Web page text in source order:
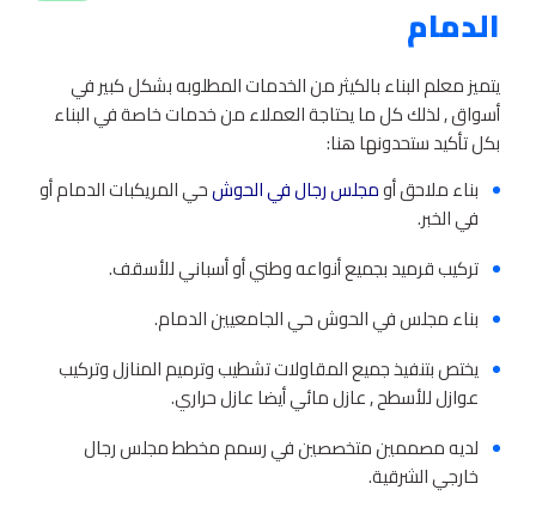
الدمام
يتميز معلم البناء بالكيثر من الخدمات المطلوبه بشكل كبير في
أسواق , لذلك كل ما يحتاجة العملاء من خدمات خاصة في البناء
بكل تأكيد ستحدونها هنا:
بناء ملاحق أومجلس رجال في الحوشحي المريكبات الدمام أو
في الخبر.
تركيب قرميد بجميع أنواعه وطني أو أسباني للأسقف.
بناء مجلس في الحوش حي الجامعيين الدمام.
يختص بتنفيذ جميع المقاولات تشطيب وترميم المنازل وتركيب
عوازل للأسطح , عازل مائي أيضا عازل حراري.
لديه مصممين متخصصين في رسمم مخطط مجلس رجال
خارجي الشرقية.